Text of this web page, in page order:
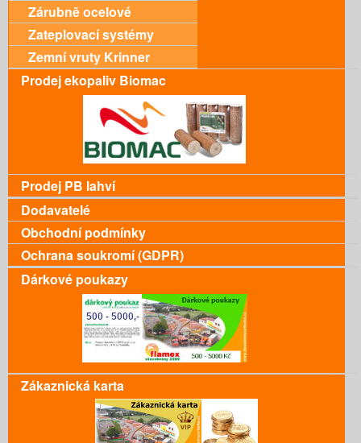
Zárubně ocelové
Zateplovací systémy
Zemní vruty Krinner
Prodej ekopaliv Biomac
Prodej PB lahví
Dodavatelé
Obchodní podmínky
Ochrana soukromí (GDPR)
Dárkové poukazy
Zákaznická karta